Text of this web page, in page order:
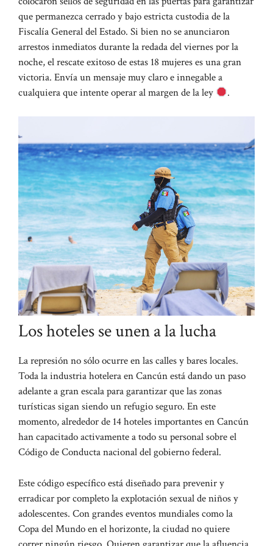
que permanezca cerrado y bajo estricta custodia de la
Fiscalía General del Estado. Si bien no se anunciaron
arrestos inmediatos durante la redada del viernes por la
noche, el rescate exitoso de estas 18 mujeres es una gran
victoria. Envía un mensaje muy claro e innegable a
cualquiera que intente operar al margen de la ley
.
Los hoteles se unen a la lucha
La represión no sólo ocurre en las calles y bares locales.
Toda la industria hotelera en Cancún está dando un paso
adelante a gran escala para garantizar que las zonas
turísticas sigan siendo un refugio seguro. En este
momento, alrededor de 14 hoteles importantes en Cancún
han capacitado activamente a todo su personal sobre el
Código de Conducta nacional del gobierno federal.
Este código específico está diseñado para prevenir y
erradicar por completo la explotación sexual de niños y
adolescentes. Con grandes eventos mundiales como la
Copa del Mundo en el horizonte, la ciudad no quiere